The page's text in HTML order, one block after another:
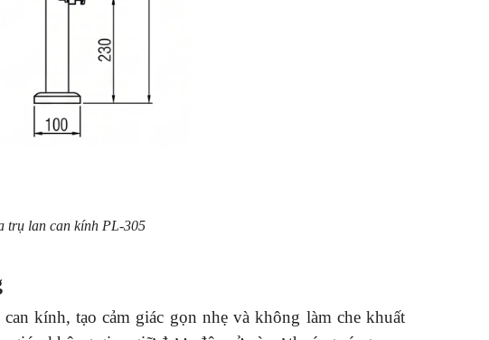
trụ lan can kính PL-305
kính, tạo cảm giác gọn nhẹ và không làm che khuất